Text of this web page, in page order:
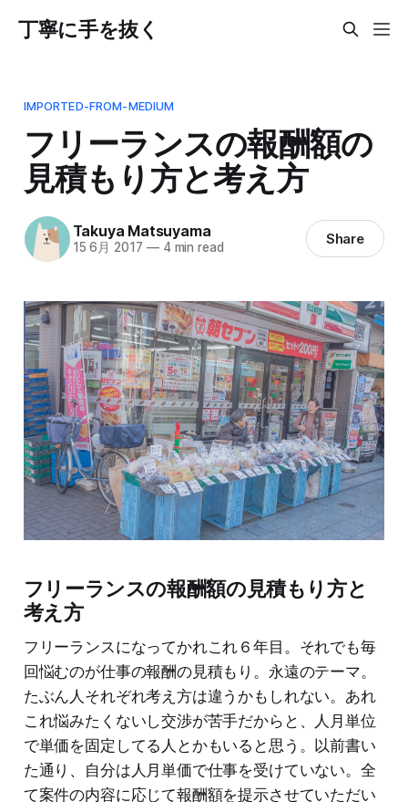
丁寧に手を抜く
IMPORTED-FROM-MEDIUM
フリーランスの報酬額の
見積もり方と考え方
Takuya Matsuyama
15 6月 2017 —4 min read Share
フリーランスの報酬額の見積もり方と
考え方
フリーランスになってかれこれ６年目。それでも毎
回悩むのが仕事の報酬の見積もり。永遠のテーマ。
たぶん人それぞれ考え方は違うかもしれない。あれ
これ悩みたくないし交渉が苦手だからと、人月単位
で単価を固定してる人とかもいると思う。以前書い
た通り、自分は人月単価で仕事を受けていない。全
て案件の内容に応じて報酬額を提示させていただい